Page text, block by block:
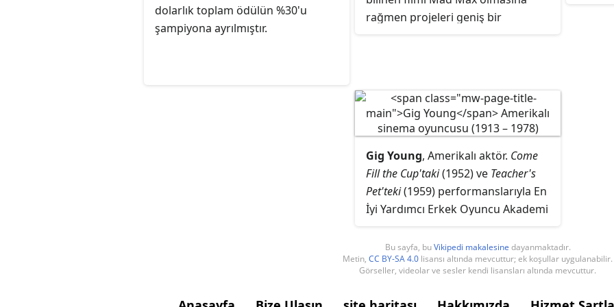
dolarlık toplam ödülün %30'u
şampiyona ayrılmıştır.
rağmen projeleri geniş bir
Gig Young, Amerikalı aktör. Come
Fill the Cup'taki(1952) ve Teacher's
Pet'teki(1959) performanslarıyla En
İyi Yardımcı Erkek Oyuncu Akademi
sonundaSon Gerçek(1969) ile ödülü
kazandı.
Bu sayfa, buVikipedi makalesine dayanmaktadır.
Metin, CC BY-SA 4.0 lisansı altında mevcuttur; ek koşullar uygulanabilir.
Görseller, videolar ve sesler kendi lisansları altında mevcuttur.